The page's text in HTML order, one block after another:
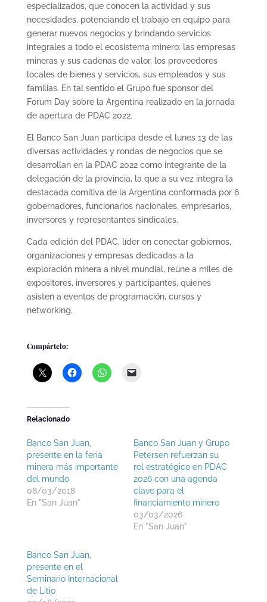
especializados, que conocen la actividad y sus
necesidades, potenciando el trabajo en equipo para
generar nuevos negocios y brindando servicios
integrales a todo el ecosistema minero: las empresas
mineras y sus cadenas de valor, los proveedores
locales de bienes y servicios, sus empleados y sus
familias. En tal sentido el Grupo fue sponsor del
Forum Day sobre la Argentina realizado en la jornada
de apertura de PDAC 2022.
El Banco San Juan participa desde el lunes 13 de las
diversas actividades y rondas de negocios que se
desarrollan en la PDAC 2022 como integrante de la
delegación de la provincia, la que a su vez integra la
destacada comitiva de la Argentina conformada por 6
gobernadores, funcionarios nacionales, empresarios,
inversores y representantes sindicales.
Cada edición del PDAC, líder en conectar gobiernos,
organizaciones y empresas dedicadas a la
exploración minera a nivel mundial, reúne a miles de
expositores, inversores y participantes, quienes
asisten a eventos de programación, cursos y
networking.
Compártelo:
Relacionado
Banco San Juan,
presente en la feria
minera más importante
del mundo
08/03/2018
En "San Juan"
Banco San Juan y Grupo
Petersen refuerzan su
rol estratégico en PDAC
2026 con una agenda
clave para el
financiamiento minero
03/03/2026
En "San Juan"
Banco San Juan,
presente en el
Seminario Internacional
de Litio